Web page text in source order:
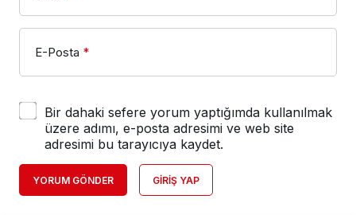
E-Posta *
Bir dahaki sefere yorum yaptığımda kullanılmak
üzere adımı, e-posta adresimi ve web site
adresimi bu tarayıcıya kaydet.
YORUM GÖNDER GIRIŞ YAP